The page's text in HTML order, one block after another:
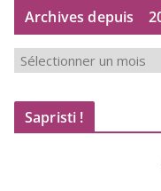
Archives depuis
r
c
Sapristi !